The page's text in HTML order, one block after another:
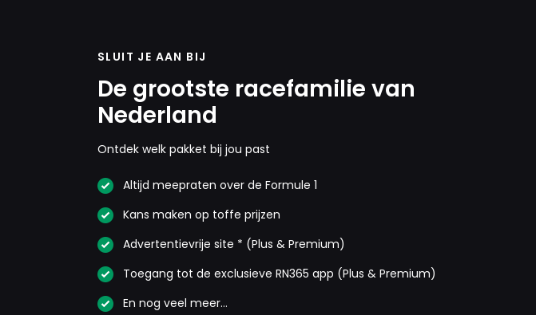
SLUIT JE AAN BIJ
De grootste racefamilie van
Nederland
Ontdek welk pakket bij jou past
Altijd meepraten over de Formule 1
Kans maken op toffe prijzen
Advertentievrije site * (Plus & Premium)
Toegang tot de exclusieve RN365 app (Plus & Premium)
En nog veel meer…